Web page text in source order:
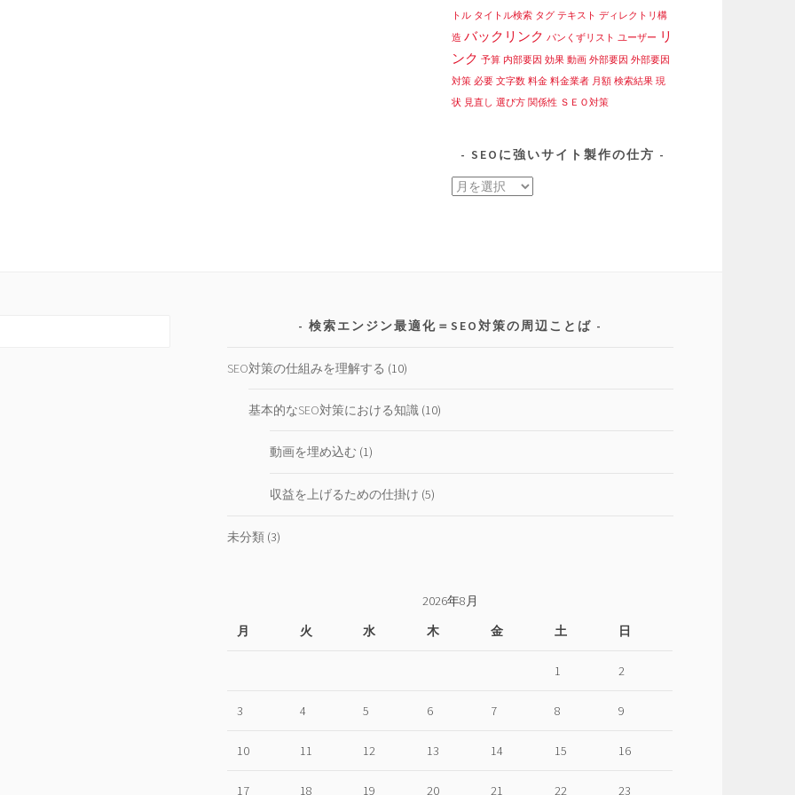
トル タイトル検索 タグ テキスト ディレクトリ構
造 バックリンク パンくずリスト ユーザー リ
ンク 予算 内部要因 効果 動画 外部要因 外部要因
対策 必要 文字数 料金 料金業者 月額 検索結果 現
状 見直し 選び方 関係性 ＳＥＯ対策
SEOに強いサイト製作の仕方
SEO
製
検索エンジン最適化＝SEO対策の周辺ことば
SEO対策の仕組みを理解する (10)
基本的なSEO対策における知識 (10)
動画を埋め込む (1)
収益を上げるための仕掛け (5)
未分類 (3)
2026年8月
月
火 水 木 金 土 日
1 2
3 4 5 6 7 8 9
10 11 12 13 14 15 16
17 18 19 20 21 22 23